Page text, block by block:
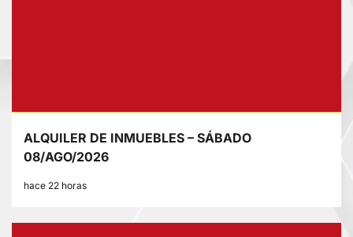
ALQUILER DE INMUEBLES – SÁBADO
08/AGO/2026
hace 22 horas